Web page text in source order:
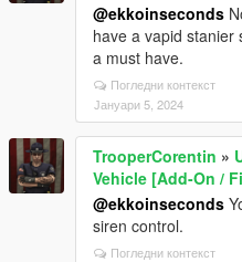
@ekkoinseconds
have a vapid stanier
a must have.
Погледни контекст
Јануари 5, 2024
TrooperCorentin »
Vehicle [Add-On /
@ekkoinseconds
siren control.
Погледни контекст